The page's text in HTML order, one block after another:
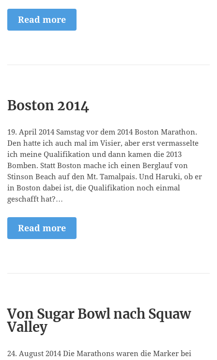
Read more
Boston 2014
19. April 2014 Samstag vor dem 2014 Boston Marathon.
Den hatte ich auch mal im Visier, aber erst vermasselte
ich meine Qualifikation und dann kamen die 2013
Bomben. Statt Boston mache ich einen Berglauf von
Stinson Beach auf den Mt. Tamalpais. Und Haruki, ob er
in Boston dabei ist, die Qualifikation noch einmal
geschafft hat?…
Read more
Von Sugar Bowl nach Squaw
Valley
24. August 2014 Die Marathons waren die Marker bei